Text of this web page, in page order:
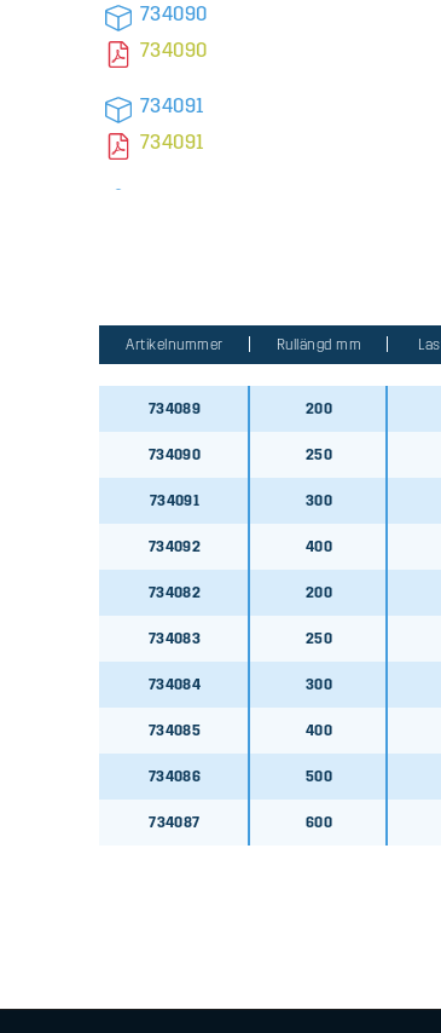
734090
734090
734091
734091
734082
734083
734083
734084
734084
734085
734085
734086
734086
734087
734087
Artikelnummer Rullängd mm
734089 200
734090 250
734091 300
734092 400
734082 200
734083 250
734084 300
734085 400
734086 500
734087 600